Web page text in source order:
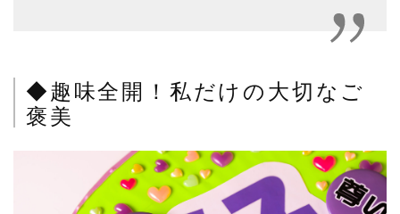
◆趣味全開！私だけの大切なご
褒美